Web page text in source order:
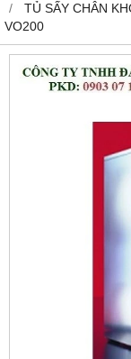
TỦ SẤY CHÂN
VO200